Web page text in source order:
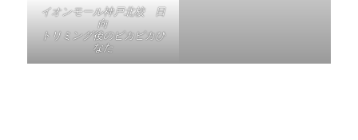
イオンモール神戸北校 日
向
トリミング後のピカピカひ
なた